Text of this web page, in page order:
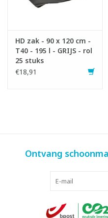
HD zak - 90 x 120 cm -
T40 - 195 l - GRIJS - rol
25 stuks
€18,91
Ontvang